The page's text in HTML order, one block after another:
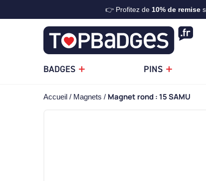
👉 Profitez de 10% de remise
BADGES PINS
Accueil Magnets Magnet rond : 15 SAMU